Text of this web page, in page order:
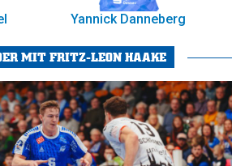
Yannick Danneberg
MIT FRITZ-LEON HAAKE